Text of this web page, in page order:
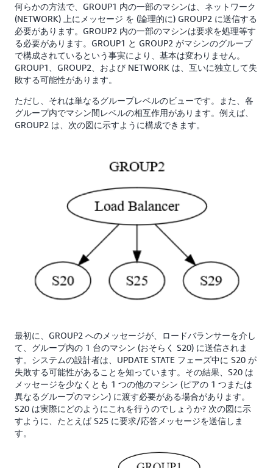
何らかの方法で、GROUP1 内の一部のマシンは、ネットワーク
(NETWORK) 上にメッセージ を (論理的に) GROUP2 に送信する
必要があります。GROUP2 内の一部のマシンは要求を処理等す
る必要があります。GROUP1 と GROUP2 がマシンのグループ
で構成されているという事実により、基本は変わりません。
GROUP1、GROUP2、および NETWORK は、互いに独立して失
敗する可能性があります。
ただし、それは単なるグループレベルのビューです。また、各
グループ内でマシン間レベルの相互作用があります。例えば、
GROUP2 は、次の図に示すように構成できます。
最初に、GROUP2 へのメッセージが、ロードバランサーを介し
て、グループ内の 1 台のマシン (おそらく S20) に送信されま
す。システムの設計者は、UPDATE STATE フェーズ中に S20 が
失敗する可能性があることを知っています。その結果、S20 は
メッセージを少なくとも 1 つの他のマシン (ピアの 1 つまたは
異なるグループのマシン) に渡す必要がある場合があります。
S20 は実際にどのようにこれを行うのでしょうか? 次の図に示
すように、たとえば S25 に要求/応答メッセージを送信しま
す。